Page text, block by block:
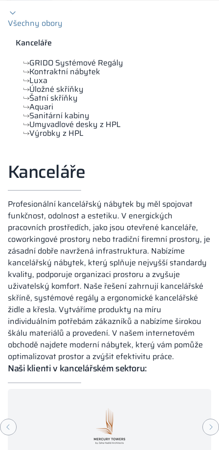
Kovové skříně
Všechny obory
Kanceláře
GRIDO Systémové Regály
Kontraktní nábytek
Luxa
Úložné skříňky
Šatní skříňky
Aquari
Sanitární kabiny
Umyvadlové desky z HPL
Výrobky z HPL
Kanceláře
Profesionální kancelářský nábytek by měl spojovat
funkčnost, odolnost a estetiku. V energických
pracovních prostředích, jako jsou otevřené kanceláře,
coworkingové prostory nebo tradiční firemní prostory, je
zásadní dobře navržená infrastruktura. Nabízíme
kancelářský nábytek, který splňuje nejvyšší standardy
kvality, podporuje organizaci prostoru a zvyšuje
uživatelský komfort. Naše řešení zahrnují kancelářské
skříně, systémové regály a ergonomické kancelářské
židle a křesla. Vytváříme produkty na míru
individuálním potřebám zákazníků a nabízíme širokou
škálu materiálů a provedení. V našem internetovém
obchodě najdete moderní nábytek, který vám pomůže
optimalizovat prostor a zvýšit efektivitu práce.
Naši klienti v kancelářském sektoru: